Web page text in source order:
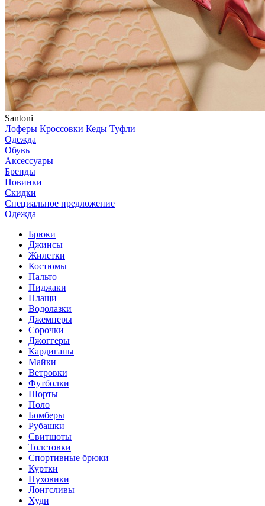
Santoni
Лоферы Кроссовки Кеды Туфли
Одежда
Обувь
Аксессуары
Бренды
Новинки
Скидки
Специальное предложение
Одежда
Брюки
Джинсы
Жилетки
Костюмы
Пальто
Пиджаки
Плащи
Водолазки
Джемперы
Сорочки
Джоггеры
Кардиганы
Майки
Ветровки
Футболки
Шорты
Поло
Бомберы
Рубашки
Свитшоты
Толстовки
Спортивные брюки
Куртки
Пуховики
Лонгсливы
Худи